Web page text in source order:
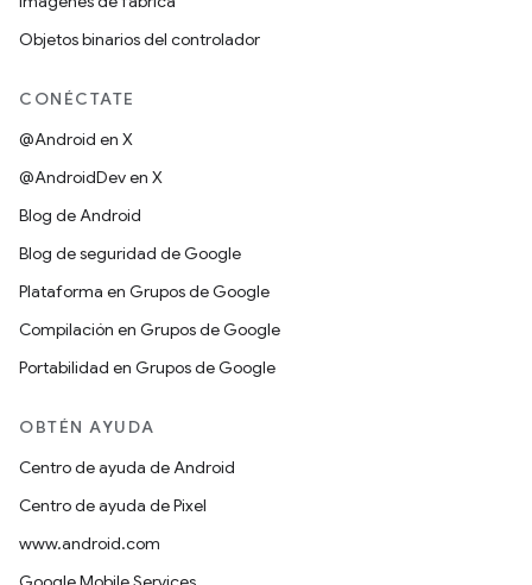
Objetos binarios del controlador
CONÉCTATE
@Android en X
@AndroidDev en X
Blog de Android
Blog de seguridad de Google
Plataforma en Grupos de Google
Compilación en Grupos de Google
Portabilidad en Grupos de Google
OBTÉN AYUDA
Centro de ayuda de Android
Centro de ayuda de Pixel
www.android.com